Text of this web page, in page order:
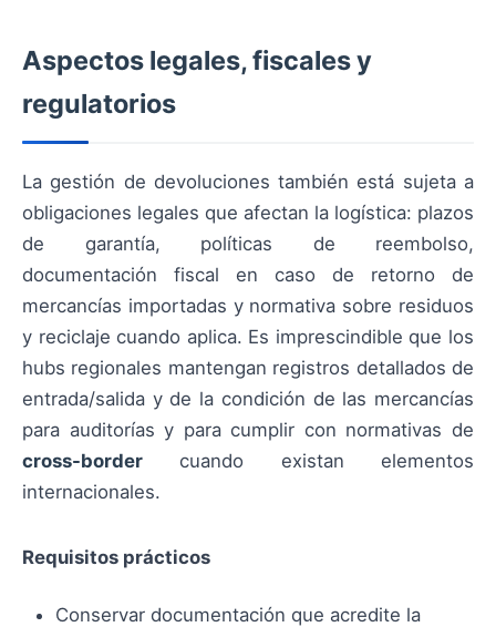
Aspectos legales, fiscales y
regulatorios
La gestión de devoluciones también está sujeta a
obligaciones legales que afectan la logística: plazos
de garantía, políticas de reembolso,
documentación fiscal en caso de retorno de
mercancías importadas y normativa sobre residuos
y reciclaje cuando aplica. Es imprescindible que los
hubs regionales mantengan registros detallados de
entrada/salida y de la condición de las mercancías
para auditorías y para cumplir con normativas de
cross-border cuando existan elementos
internacionales.
Requisitos prácticos
Conservar documentación que acredite la